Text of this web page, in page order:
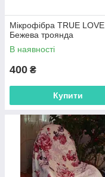
Мікрофібра TRUE LOVE
Бежева троянда
В наявності
400 ₴
Купити